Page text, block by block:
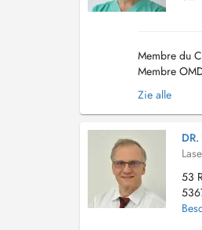
Membre du
Membre
Zie alle
53